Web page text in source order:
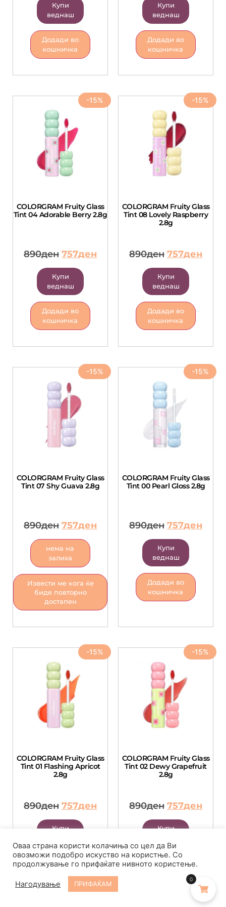
Купи
веднаш
Додади во
кошничка
Купи
веднаш
Додади во
кошничка
-15%
COLORGRAM Fruity Glass
Tint 04 Adorable Berry 2.8g
890ден 757ден
Купи
веднаш
Додади во
кошничка
-15%
COLORGRAM Fruity Glass
Tint 08 Lovely Raspberry
2.8g
890ден 757ден
Купи
веднаш
Додади во
кошничка
-15%
COLORGRAM Fruity Glass
Tint 07 Shy Guava 2.8g
890ден 757ден
нема на
залиха
Извести ме кога ќе
биде повторно
достапен
-15%
COLORGRAM Fruity Glass
Tint 00 Pearl Gloss 2.8g
890ден 757ден
Купи
веднаш
Додади во
кошничка
-15%
COLORGRAM Fruity Glass
Tint 01 Flashing Apricot
2.8g
890ден 757ден
Купи
Додади во
-15%
COLORGRAM Fruity Glass
Tint 02 Dewy Grapefruit
2.8g
890ден 757ден
Купи
Додади во
Оваа страна користи колачиња со цел да Ви
овозможи подобро искуство на користње. Со
продолжување го прифаќате нивното користење.
Нагодување ПРИФАЌАМ
0